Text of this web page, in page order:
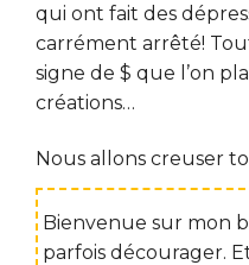
qui ont fait des
carrément arrêté!
signe de $ que l’on
créations…
Nous allons creuser
Bienvenue sur mon
parfois décourager.